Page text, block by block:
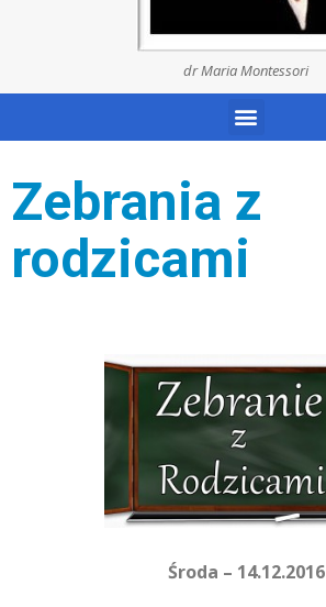
dr Maria Montessori
Zebrania z
rodzicami
Środa – 14.12.2016